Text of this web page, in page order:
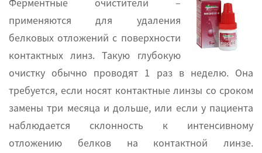
Ферментные очистители –
применяются для удаления
белковых отложений с поверхности
контактных линз. Такую глубокую
очистку обычно проводят 1 раз в неделю. Она
требуется, если носят контактные линзы со сроком
замены три месяца и дольше, или если у пациента
наблюдается склонность к интенсивному
отложению белков на контактной линзе.